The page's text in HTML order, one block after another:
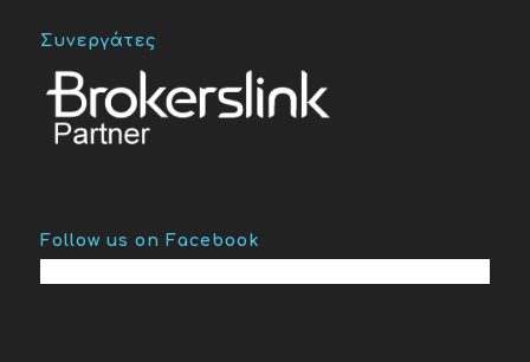
Συνεργάτες
Follow us on Facebook